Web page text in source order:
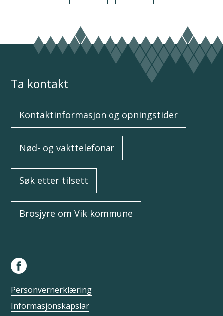
Ta kontakt
Kontaktinformasjon og opningstider
Nød- og vakttelefonar
Søk etter tilsett
Brosjyre om Vik kommune
Personvernerklæring
Informasjonskapslar